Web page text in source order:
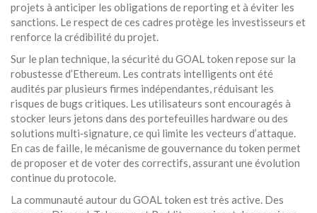
projets à anticiper les obligations de reporting et à éviter les
sanctions. Le respect de ces cadres protège les investisseurs et
renforce la crédibilité du projet.
Sur le plan technique, la sécurité du GOAL token repose sur la
robustesse d’Ethereum. Les contrats intelligents ont été
audités par plusieurs firmes indépendantes, réduisant les
risques de bugs critiques. Les utilisateurs sont encouragés à
stocker leurs jetons dans des portefeuilles hardware ou des
solutions multi‑signature, ce qui limite les vecteurs d’attaque.
En cas de faille, le mécanisme de gouvernance du token permet
de proposer et de voter des correctifs, assurant une évolution
continue du protocole.
La communauté autour du GOAL token est très active. Des